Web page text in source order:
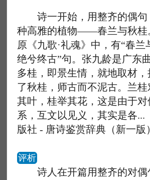
诗一开始，用整齐的偶句
种高雅的植物——春兰与秋桂
原《九歌·礼魂》中，有“春兰
绝兮终古”句。张九龄是广东
多桂，即景生情，就地取材
了秋桂，师古而不泥古。兰
其叶，桂举其花，这是由于对
系，互文以见义，其实是各...
版社 - 唐诗鉴赏辞典（新一版
评析
诗人在开篇用整齐的对偶